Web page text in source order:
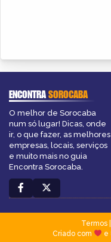
ENCONTRASOROCABA
O melhor de Sorocaba
num só lugar! Dicas, onde
ir, o que fazer, as melhores
empresas, locais, serviços
e muito mais no guia
Encontra Sorocaba.
Termos|
Criado com
e